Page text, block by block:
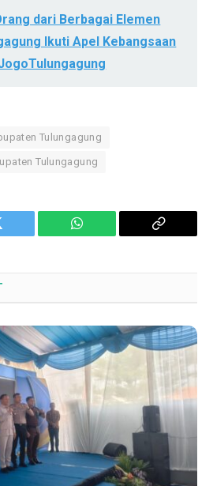
dari Berbagai Elemen
Ikuti Apel Kebangsaan
Tulungagung
Tulungagung
WhatsApp
Copy